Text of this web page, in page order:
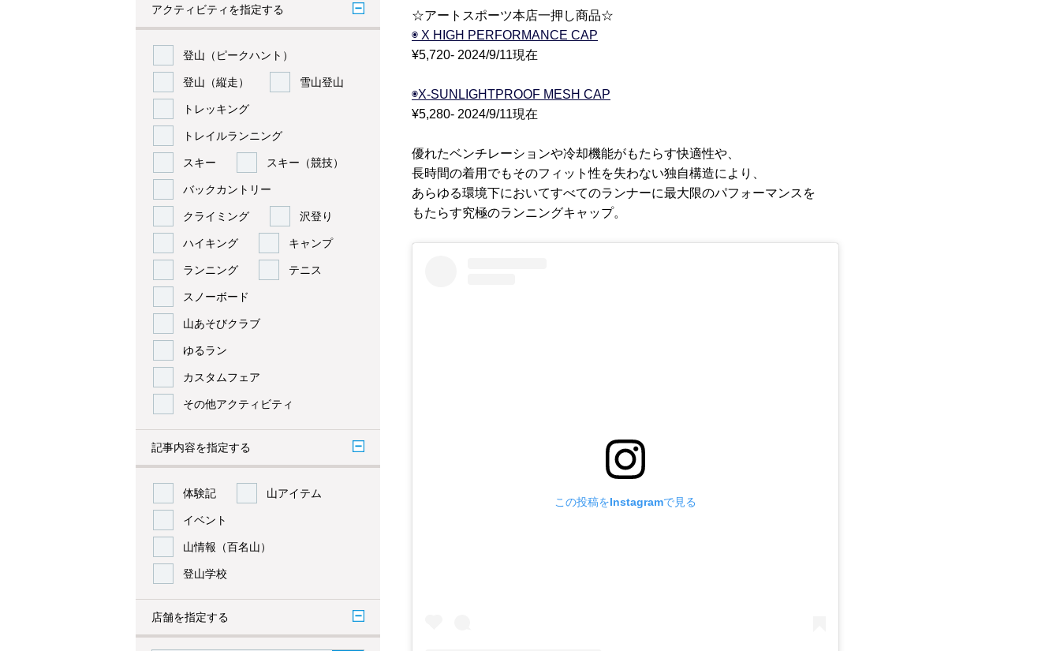
アクティビティを指定する
登山（ピークハント）
登山（縦走） 雪山登山
トレッキング
トレイルランニング
スキー スキー（競技）
バックカントリー
クライミング 沢登り
ハイキング キャンプ
ランニング テニス
スノーボード
山あそびクラブ
ゆるラン
カスタムフェア
その他アクティビティ
記事内容を指定する
体験記 山アイテム
イベント
山情報（百名山）
登山学校
店舗を指定する
☆アートスポーツ本店一押し商品☆
◉ X HIGH PERFORMANCE CAP
¥5,720- 2024/9/11現在
◉X-SUNLIGHTPROOF MESH CAP
¥5,280- 2024/9/11現在
優れたベンチレーションや冷却機能がもたらす快適性や、
長時間の着用でもそのフィット性を失わない独自構造により、
あらゆる環境下においてすべてのランナーに最大限のパフォーマンスを
もたらす究極のランニングキャップ。
この投稿をInstagramで見る